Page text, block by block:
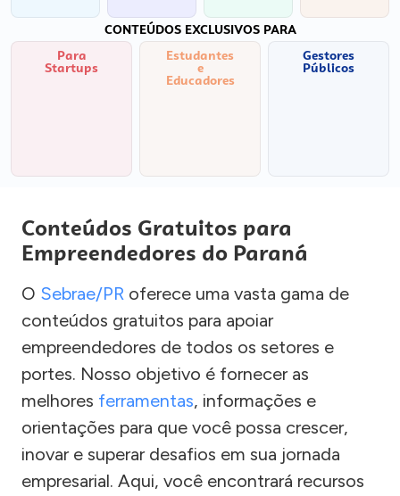
CONTEÚDOS EXCLUSIVOS PARA
Para
Startups
Estudantes
e
Educadores
Gestores
Públicos
Conteúdos Gratuitos para
Empreendedores do Paraná
O Sebrae/PR oferece uma vasta gama de
conteúdos gratuitos para apoiar
empreendedores de todos os setores e
portes. Nosso objetivo é fornecer as
melhores ferramentas, informações e
orientações para que você possa crescer,
inovar e superar desafios em sua jornada
empresarial. Aqui, você encontrará recursos